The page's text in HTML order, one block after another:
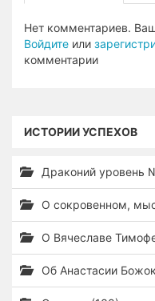
Нет комментариев.
Войдите или
комментарии
ИСТОРИИ УСПЕХОВ
Драконий уровень
О сокровенном,
О Вячеславе
Об Анастасии